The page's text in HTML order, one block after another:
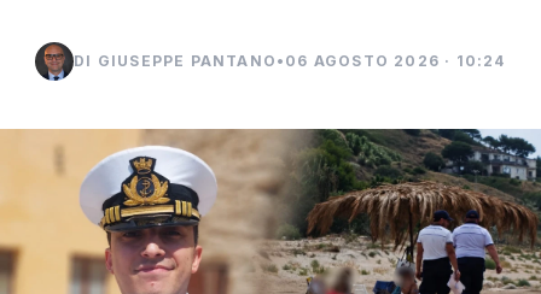
DI GIUSEPPE PANTANO • 06 AGOSTO 2026 · 10:24